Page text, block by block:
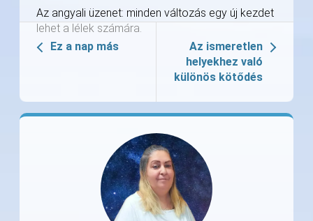
Az angyali üzenet: minden változás egy új kezdet
lehet a lélek számára.
Ez a nap más
Az ismeretlen
helyekhez való
különös kötődés